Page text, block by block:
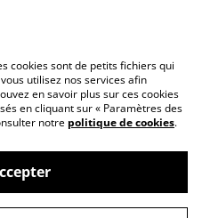
Politique de cookies
cookies sont de petits fichiers qui
utilisez nos services afin
en savoir plus sur ces cookies
en cliquant sur « Paramètres des
notre politique de cookies.